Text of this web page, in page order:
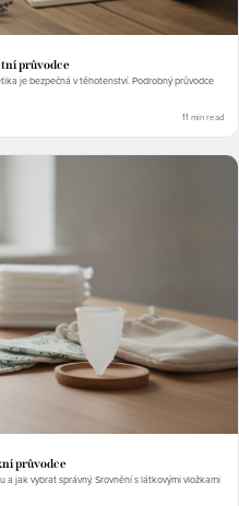
průvodce
je bezpečná v těhotenství. Podrobný průvodce
11 min read
průvodce
jak vybrat správný. Srovnění s látkovými vložkami